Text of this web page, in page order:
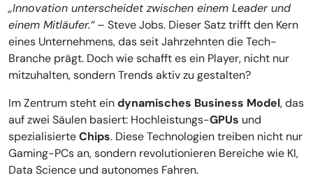
„Innovation unterscheidet zwischen einem Leader und
einem Mitläufer.“– Steve Jobs. Dieser Satz trifft den Kern
eines Unternehmens, das seit Jahrzehnten die Tech-
Branche prägt. Doch wie schafft es ein Player, nicht nur
mitzuhalten, sondern Trends aktiv zu gestalten?
Im Zentrum steht eindynamisches Business Model, das
auf zwei Säulen basiert: Hochleistungs-GPUs und
spezialisierteChips. Diese Technologien treiben nicht nur
Gaming-PCs an, sondern revolutionieren Bereiche wie KI,
Data Science und autonomes Fahren.